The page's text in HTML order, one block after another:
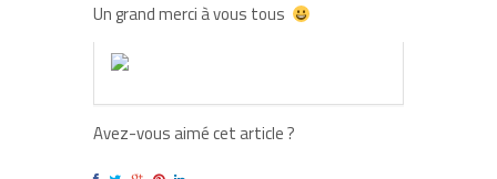
Un grand merci à vous tous
Avez-vous aimé cet article ?